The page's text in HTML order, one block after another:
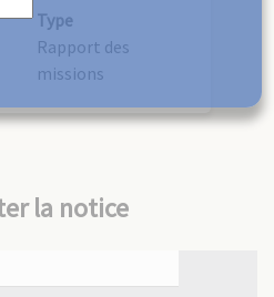
Type
Rapport des
missions
la notice